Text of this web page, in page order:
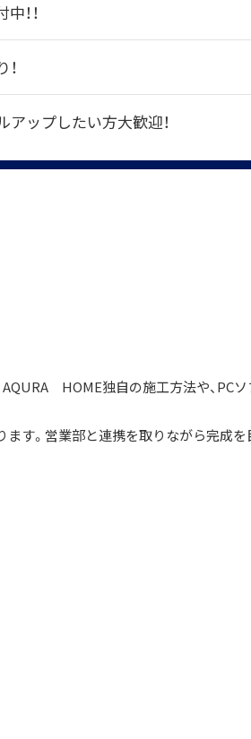
！！
アップしたい方大歓迎！
HOME独自の施工方法や、PCソ
ます。営業部と連携を取りながら完成